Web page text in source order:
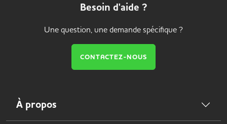
Besoin d'aide ?
Une question, une demande spécifique ?
CONTACTEZ-NOUS
À propos